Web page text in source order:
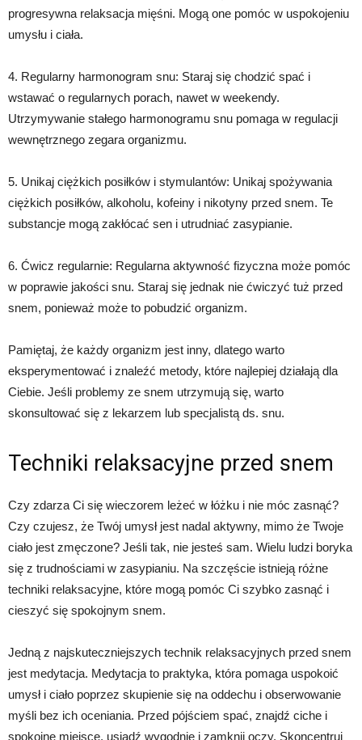
progresywna relaksacja mięśni. Mogą one pomóc w uspokojeniu
umysłu i ciała.
4. Regularny harmonogram snu: Staraj się chodzić spać i
wstawać o regularnych porach, nawet w weekendy.
Utrzymywanie stałego harmonogramu snu pomaga w regulacji
wewnętrznego zegara organizmu.
5. Unikaj ciężkich posiłków i stymulantów: Unikaj spożywania
ciężkich posiłków, alkoholu, kofeiny i nikotyny przed snem. Te
substancje mogą zakłócać sen i utrudniać zasypianie.
6. Ćwicz regularnie: Regularna aktywność fizyczna może pomóc
w poprawie jakości snu. Staraj się jednak nie ćwiczyć tuż przed
snem, ponieważ może to pobudzić organizm.
Pamiętaj, że każdy organizm jest inny, dlatego warto
eksperymentować i znaleźć metody, które najlepiej działają dla
Ciebie. Jeśli problemy ze snem utrzymują się, warto
skonsultować się z lekarzem lub specjalistą ds. snu.
Techniki relaksacyjne przed snem
Czy zdarza Ci się wieczorem leżeć w łóżku i nie móc zasnąć?
Czy czujesz, że Twój umysł jest nadal aktywny, mimo że Twoje
ciało jest zmęczone? Jeśli tak, nie jesteś sam. Wielu ludzi boryka
się z trudnościami w zasypianiu. Na szczęście istnieją różne
techniki relaksacyjne, które mogą pomóc Ci szybko zasnąć i
cieszyć się spokojnym snem.
Jedną z najskuteczniejszych technik relaksacyjnych przed snem
jest medytacja. Medytacja to praktyka, która pomaga uspokoić
umysł i ciało poprzez skupienie się na oddechu i obserwowanie
myśli bez ich oceniania. Przed pójściem spać, znajdź ciche i
spokojne miejsce, usiądź wygodnie i zamknij oczy. Skoncentruj